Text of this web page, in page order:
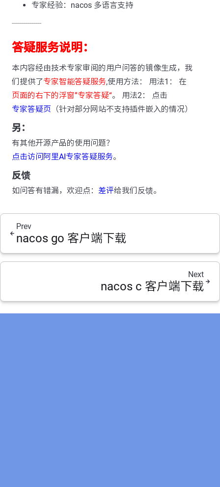
专家经验：nacos 多语言支持
---------------
答疑服务说明：
本内容经由技术专家审阅的用户问答的镜像生成，我
们提供了专家智能答疑服务,使用方法： 用法1： 在
页面的右下的浮窗”专家答疑“。 用法2： 点击
专家答疑页 （针对部分网站不支持插件嵌入的情况）
另：
有其他开源产品的使用问题？
点击访问阿里AI专家答疑服务。
反馈
如问答有错漏，欢迎点： 差评给我们反馈。
Prev
nacos go 客户端下载
Next
nacos c 客户端下载